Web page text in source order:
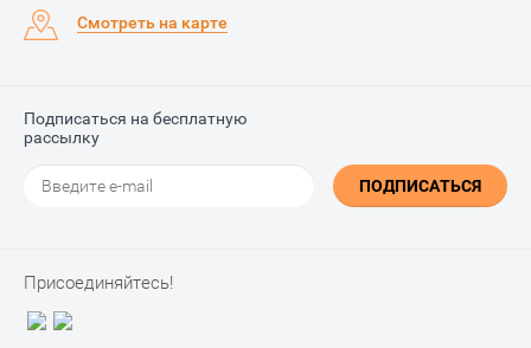
Смотреть на карте
Подписаться на бесплатную
рассылку
ПОДПИСАТЬСЯ
Присоединяйтесь!